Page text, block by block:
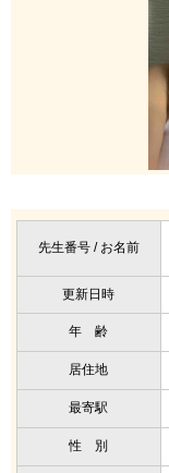
先生番号 / お名前
更新日時
年 齢
居住地
最寄駅
性 別